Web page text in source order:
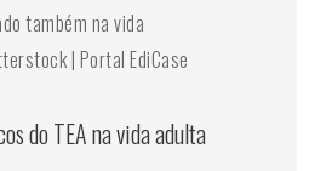
também na vida
| Portal EdiCase
do TEA na vida adulta